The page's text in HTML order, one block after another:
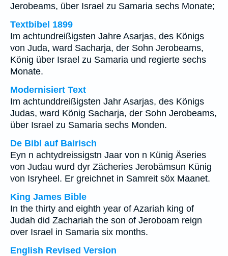
Jerobeams, über Israel zu Samaria sechs Monate;
Textbibel 1899
Im achtundreißigsten Jahre Asarjas, des Königs
von Juda, ward Sacharja, der Sohn Jerobeams,
König über Israel zu Samaria und regierte sechs
Monate.
Modernisiert Text
Im achtunddreißigsten Jahr Asarjas, des Königs
Judas, ward König Sacharja, der Sohn Jerobeams,
über Israel zu Samaria sechs Monden.
De Bibl auf Bairisch
Eyn n achtydreissigstn Jaar von n Künig Äseries
von Judau wurd dyr Zächeries Jerobämsun Künig
von Isryheel. Er greichnet in Samreit söx Maanet.
King James Bible
In the thirty and eighth year of Azariah king of
Judah did Zachariah the son of Jeroboam reign
over Israel in Samaria six months.
English Revised Version